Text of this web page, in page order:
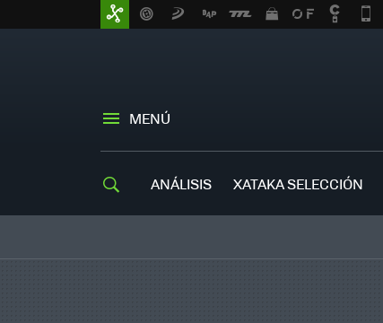
MENÚ
ANÁLISIS XATAKA SELECCIÓN